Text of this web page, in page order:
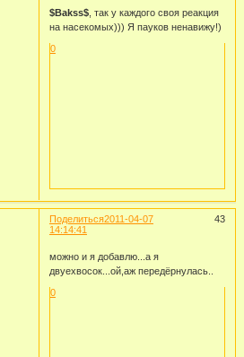
$Bakss$, так у каждого своя реакция
на насекомых))) Я пауков ненавижу!)
0
Поделиться 43
2011-04-07
14:14:41
можно и я добавлю...а я
двуехвосок...ой,аж передёрнулась..
0